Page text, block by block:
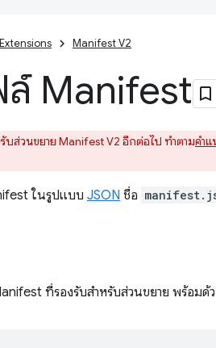
Manifest V2
Manifest
บส่วนขยาย Manifest V2 อีกต่อไป ทำตามคำแ
ในรูปแบบ JSON ชื่อ
ที่รองรับสำหรับส่วนขยาย พร้อมด้